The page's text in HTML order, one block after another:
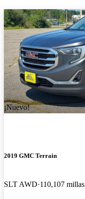
¡Nuevo!
2019 GMC Terrain
SLT AWD 110,107 millas